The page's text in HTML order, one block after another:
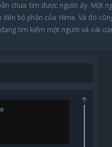
chưa tìm được người ấy. Một
đến bộ phận của Hime. Và đó
tìm kiếm một người và oái